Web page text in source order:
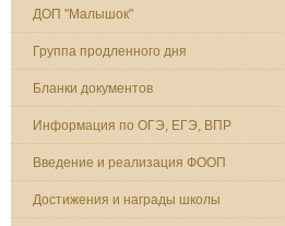
ДОП "Малышок"
Группа продленного дня
Бланки документов
Информация по ОГЭ, ЕГЭ, ВПР
Введение и реализация ФООП
Достижения и награды школы